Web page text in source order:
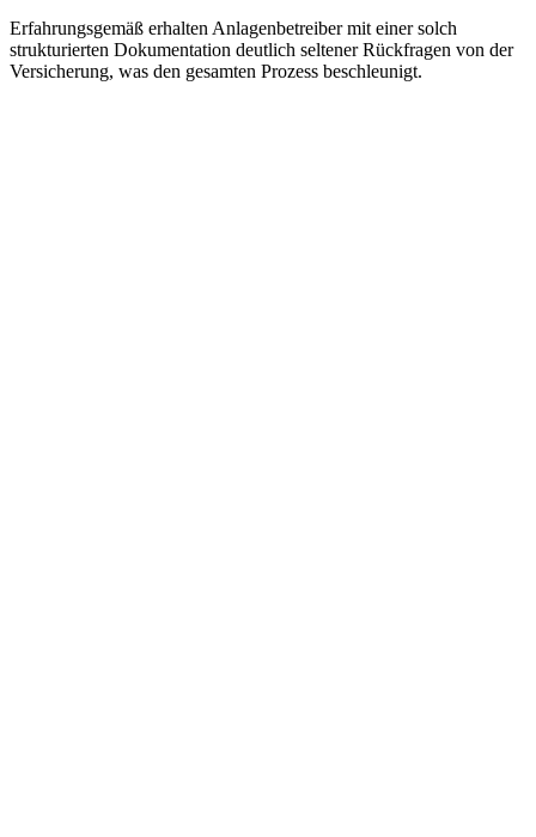
Erfahrungsgemäß erhalten Anlagenbetreiber mit einer solch
strukturierten Dokumentation deutlich seltener Rückfragen von der
Versicherung, was den gesamten Prozess beschleunigt.